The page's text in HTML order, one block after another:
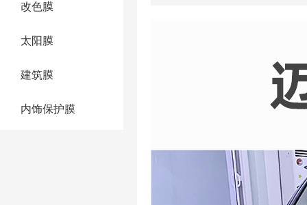
改色膜
太阳膜
建筑膜
内饰保护膜